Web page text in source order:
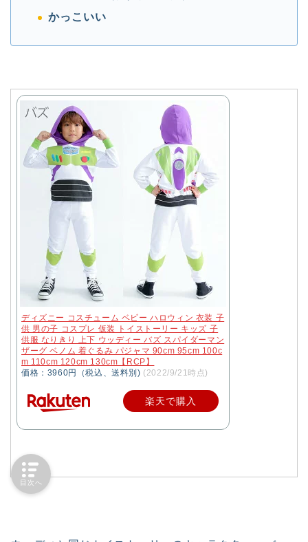
かっこいい
ディズニー コスチューム ベビー ハロウィン 衣装 子
供 男の子 コスプレ 仮装 トイストーリー キッズ 子
供服 なりきり 上下 ウッディー バズ スパイダーマン
ザーグ ベノム 着ぐるみ パジャマ 90cm 95cm 100c
m 110cm 120cm 130cm【RCP】
価格：3960円（税込、送料別) (2022/9/21時点)
楽天で購入
目次へ